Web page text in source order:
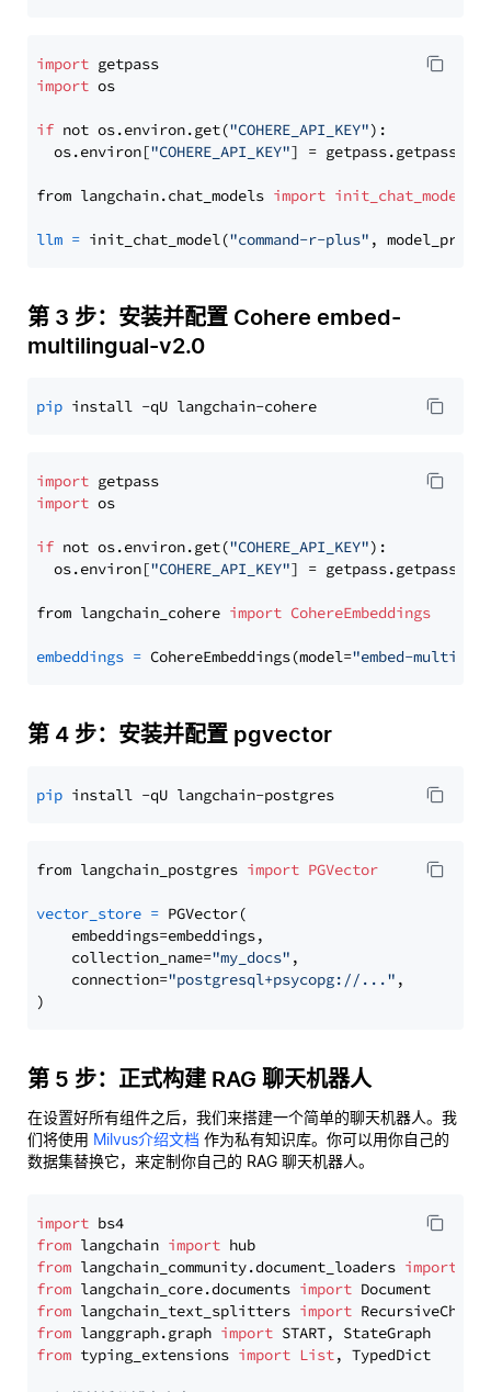
import
import os
if not os.environ.get("COHERE_API_KEY"):
  os.environ[
"COHERE_API_KEY"] = getpass.getpass(
from langchain.chat_models import init_chat_model
llm = init_chat_model("command-r-plus" ,
第 3 步：安装并配置 Cohere embed-
multilingual-v2.0
pip
import
import os
if not os.environ.get("COHERE_API_KEY"):
  os.environ[
"COHERE_API_KEY"] = getpass.getpass(
from langchain_cohere import CohereEmbeddings
embeddings = CohereEmbeddings(model="embed-
第 4 步：安装并配置 pgvector
pip
from langchain_postgres import PGVector
vector_store = PGVector(
    embeddings=embeddings,
    collection_name=
"my_docs" ,
    connection=
"postgresql+psycopg://..." ,
第 5 步：正式构建 RAG 聊天机器人
在设置好所有组件之后，我们来搭建一个简单的聊天机器人。我
们将使用 Milvus介绍文档 作为私有知识库。你可以用你自己的
数据集替换它，来定制你自己的 RAG 聊天机器人。
import
from langchain import
from langchain_community.document_loaders import
from langchain_core.documents import
from langchain_text_splitters import
from langgraph.graph import
from typing_extensions import List, TypedDict